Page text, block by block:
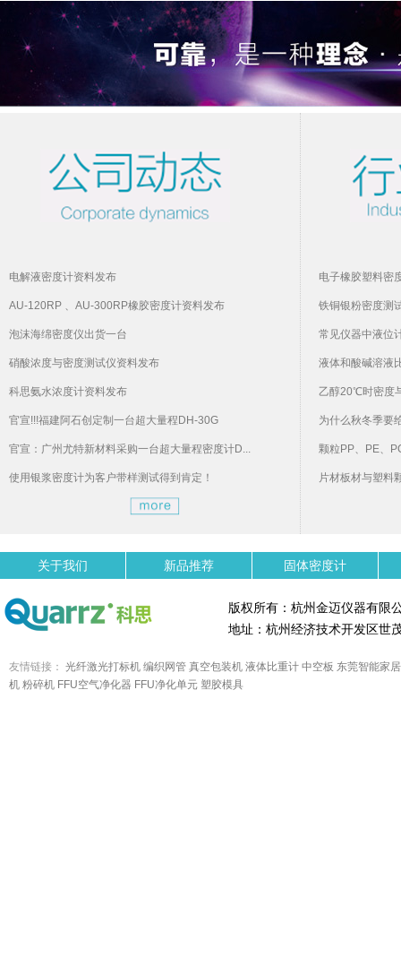
电解液密度计资料发布
AU-120RP 、AU-300RP橡胶密度计资料发布
泡沫海绵密度仪出货一台
硝酸浓度与密度测试仪资料发布
科思氨水浓度计资料发布
官宣!!!福建阿石创定制一台超大量程DH-30G
官宣：广州尤特新材料采购一台超大量程密度计D...
使用银浆密度计为客户带样测试得到肯定！
电子橡胶塑料密
铁铜银粉密度测
常见仪器中液位
液体和酸碱溶液
乙醇20℃时密度
为什么秋冬季要
颗粒PP、PE、
片材板材与塑料
关于我们 新品推荐 固体密度计
版权所有：杭州金迈仪器有限
地址：杭州经济技术开发区世
友情链接： 光纤激光打标机 编织网管 真空包装机 液体比重计 中空板 东莞智能家居
机 粉碎机 FFU空气净化器 FFU净化单元 塑胶模具